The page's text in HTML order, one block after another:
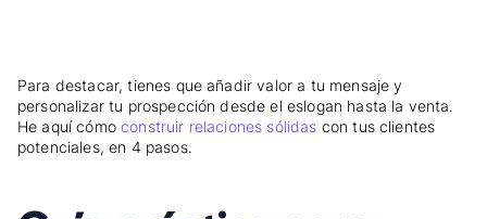
Para destacar, tienes que añadir valor a tu mensaje y
personalizar tu prospección desde el eslogan hasta la venta.
He aquí cómoconstruir relaciones sólidas con tus clientes
potenciales, en 4 pasos.